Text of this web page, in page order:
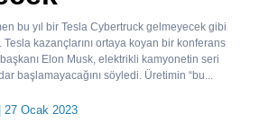
bu yıl bir Tesla Cybertruck gelmeyecek gibi
kazançlarını ortaya koyan bir konferans
Elon Musk, elektrikli kamyonetin seri
başlamayacağını söyledi. Üretimin “bu...
Ocak 2023